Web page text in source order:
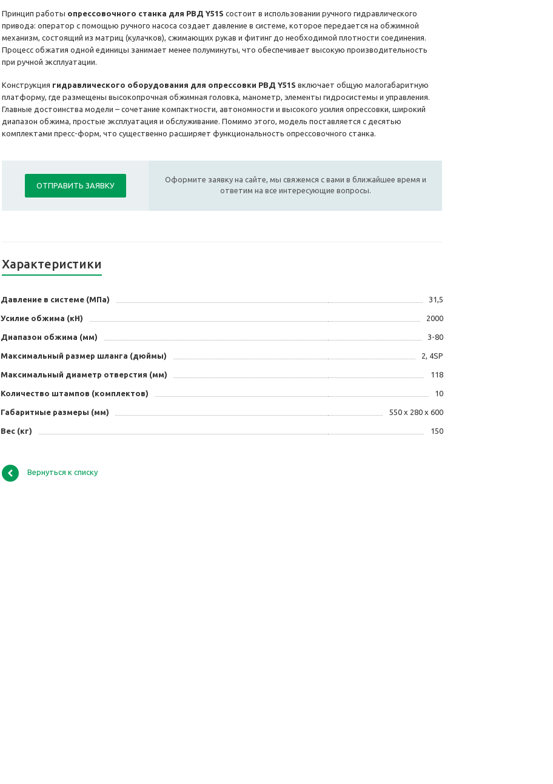
Принцип работы опрессовочного станка для РВД Y51S состоит в использовании ручного гидравлического
привода: оператор с помощью ручного насоса создает давление в системе, которое передается на обжимной
механизм, состоящий из матриц (кулачков), сжимающих рукав и фитинг до необходимой плотности соединения.
Процесс обжатия одной единицы занимает менее полуминуты, что обеспечивает высокую производительность
при ручной эксплуатации.
Конструкция гидравлического оборудования для опрессовки РВД Y51S включает общую малогабаритную
платформу, где размещены высокопрочная обжимная головка, манометр, элементы гидросистемы и управления.
Главные достоинства модели – сочетание компактности, автономности и высокого усилия опрессовки, широкий
диапазон обжима, простые эксплуатация и обслуживание. Помимо этого, модель поставляется с десятью
комплектами пресс-форм, что существенно расширяет функциональность опрессовочного станка.
ОТПРАВИТЬ ЗАЯВКУ
Оформите заявку на сайте, мы свяжемся с вами в ближайшее время и
ответим на все интересующие вопросы.
Характеристики
Давление в системе (МПа) 31,5
Усилие обжима (кН) 2000
Диапазон обжима (мм) 3-80
Максимальный размер шланга (дюймы) 2, 4SP
Максимальный диаметр отверстия (мм) 118
Количество штампов (комплектов) 10
Габаритные размеры (мм) 550 х 280 х 600
Вес (кг) 150
Вернуться к списку